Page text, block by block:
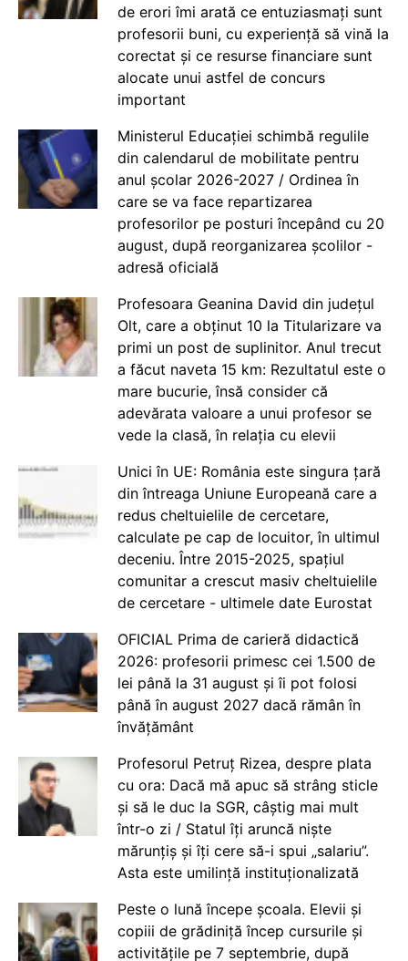
de erori îmi arată ce entuziasmați sunt
profesorii buni, cu experiență să vină la
corectat și ce resurse financiare sunt
alocate unui astfel de concurs
important
Ministerul Educației schimbă regulile
din calendarul de mobilitate pentru
anul școlar 2026-2027 / Ordinea în
care se va face repartizarea
profesorilor pe posturi începând cu 20
august, după reorganizarea școlilor -
adresă oficială
Profesoara Geanina David din județul
Olt, care a obținut 10 la Titularizare va
primi un post de suplinitor. Anul trecut
a făcut naveta 15 km: Rezultatul este o
mare bucurie, însă consider că
adevărata valoare a unui profesor se
vede la clasă, în relația cu elevii
Unici în UE: România este singura țară
din întreaga Uniune Europeană care a
redus cheltuielile de cercetare,
calculate pe cap de locuitor, în ultimul
deceniu. Între 2015-2025, spațiul
comunitar a crescut masiv cheltuielile
de cercetare - ultimele date Eurostat
OFICIAL Prima de carieră didactică
2026: profesorii primesc cei 1.500 de
lei până la 31 august și îi pot folosi
până în august 2027 dacă rămân în
învățământ
Profesorul Petruț Rizea, despre plata
cu ora: Dacă mă apuc să strâng sticle
și să le duc la SGR, câștig mai mult
într-o zi / Statul îți aruncă niște
mărunțiș și îți cere să-i spui „salariu”.
Asta este umilință instituționalizată
Peste o lună începe școala. Elevii și
copiii de grădiniță încep cursurile și
activitățile pe 7 septembrie, după